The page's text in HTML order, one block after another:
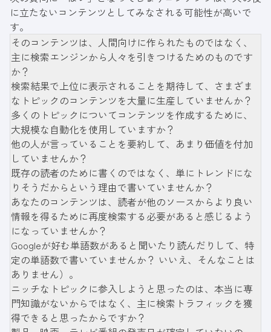
に立たないコンテンツとしてみなされる可能性が高いで
す。
そのコンテンツは、人間向けに作られたものではなく、
主に検索エンジンから人々を引きつけるためのものです
か？
検索結果で上位に表示されることを期待して、さまざま
なトピックのコンテンツを大量に生産していませんか？
多くのトピックについてコンテンツを作成するために、
大規模な自動化を使用していますか？
他の人が言っていることを要約して、あまり価値を付加
していませんか？
既存の読者のために書くのではなく、単にトレンドにな
りそうだからという理由で書いていませんか？
あなたのコンテンツは、読者が他のソースからより良い
情報を得るために再度検索する必要があると感じるよう
になっていませんか？
Googleが好む単語数があると聞いたり読んだりして、特
定の単語数で書いていませんか？ いいえ、そんなことは
ありません）。
ニッチなトピックに参入しようと思ったのは、本当に専
門知識がないからではなく、主に検索トラフィックを獲
得できると思ったからですか？